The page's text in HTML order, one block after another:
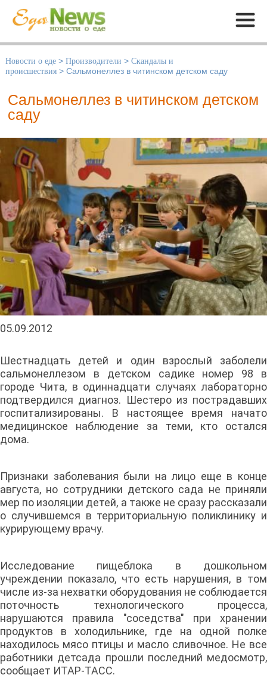
Меню
Новости о еде > Производители > Скандалы и
происшествия > Сальмонеллез в читинском детском саду
Сальмонеллез в читинском детском
саду
05.09.2012
Шестнадцать детей и один взрослый заболели
сальмонеллезом в детском садике номер 98 в
городе Чита, в одиннадцати случаях лабораторно
подтвердился диагноз. Шестеро из пострадавших
госпитализированы. В настоящее время начато
медицинское наблюдение за теми, кто остался
дома.
Признаки заболевания были на лицо еще в конце
августа, но сотрудники детского сада не приняли
мер по изоляции детей, а также не сразу рассказали
о случившемся в территориальную поликлинику и
курирующему врачу.
Исследование пищеблока в дошкольном
учреждении показало, что есть нарушения, в том
числе из-за нехватки оборудования не соблюдается
поточность технологического процесса,
нарушаются правила "соседства" при хранении
продуктов в холодильнике, где на одной полке
находилось мясо птицы и масло сливочное. Не все
работники детсада прошли последний медосмотр,
сообщает ИТАР-ТАСС.